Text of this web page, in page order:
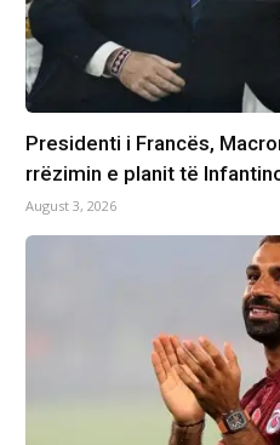
Presidenti i Francës,
rrëzimin e planit të
August 3, 2026